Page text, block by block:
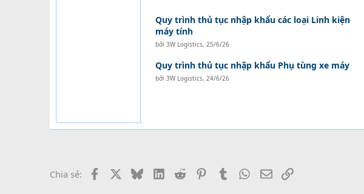
Quy trình thủ tục nhập khẩu các loại Linh kiện
máy tính
bởi 3W Logistics, 25/6/26
Quy trình thủ tục nhập khẩu Phụ tùng xe máy
bởi 3W Logistics, 24/6/26
Chia sẻ: Facebook BlueskyLinkedIn
Reddit PinterestTumblr WhatsApp
EmailLink